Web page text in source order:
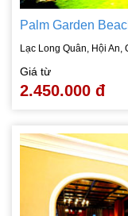
Palm Garden
Lạc Long Quân, Hội An,
Giá từ
2.450.000 đ